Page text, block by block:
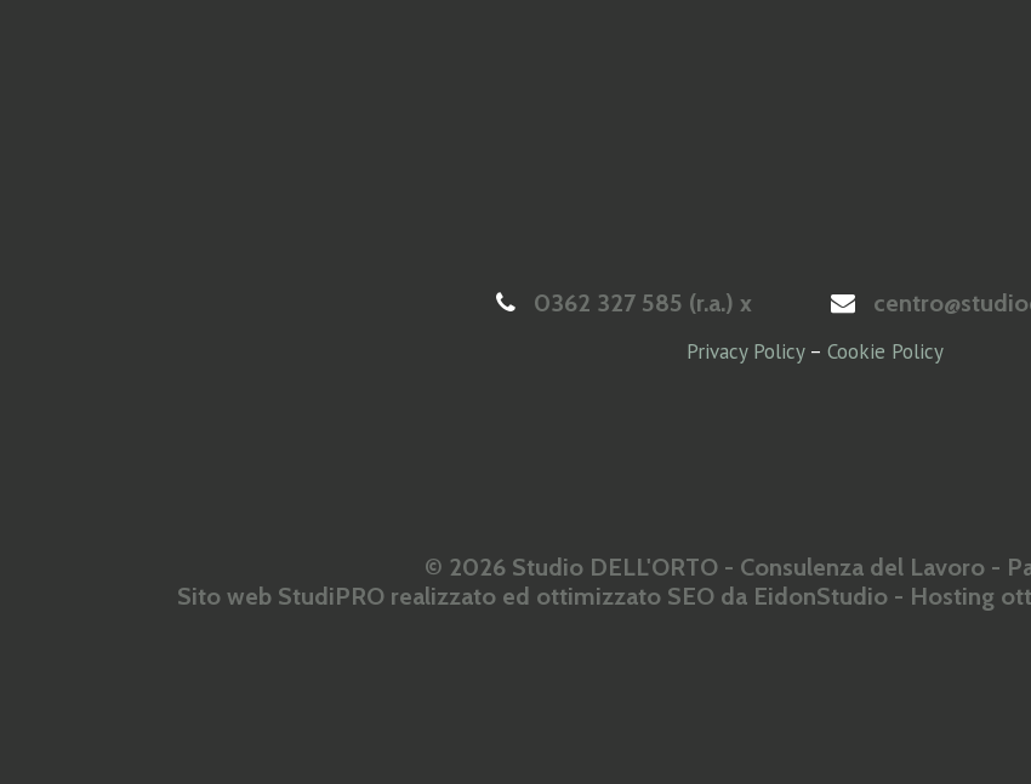
0362 327 585 (r.a.) x
Privacy Policy– Cookie Policy
© 2026 Studio DELL'ORTO - Consulenza del Lavoro -
Sito web StudiPRO realizzato ed ottimizzato SEO da EidonStudio - Hosting